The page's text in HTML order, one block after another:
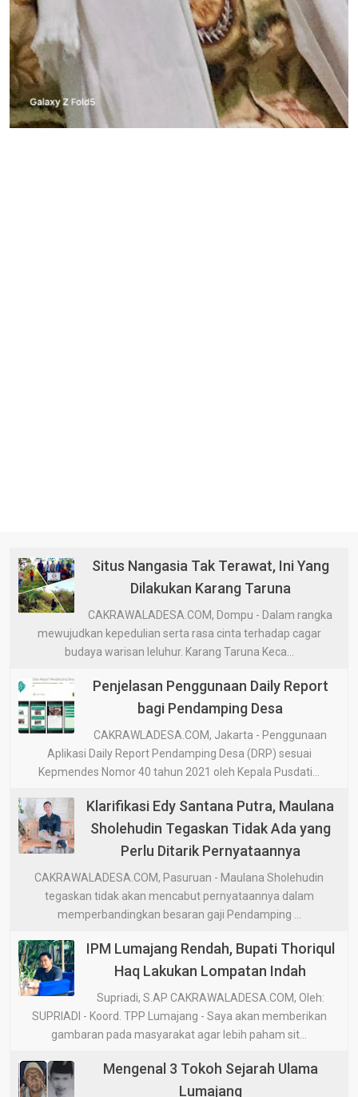
Situs Nangasia Tak Terawat, Ini Yang
Dilakukan Karang Taruna
CAKRAWALADESA.COM, Dompu - Dalam rangka
mewujudkan kepedulian serta rasa cinta terhadap cagar
budaya warisan leluhur. Karang Taruna Keca...
Penjelasan Penggunaan Daily Report
bagi Pendamping Desa
CAKRAWLADESA.COM, Jakarta - Penggunaan
Aplikasi Daily Report Pendamping Desa (DRP) sesuai
Kepmendes Nomor 40 tahun 2021 oleh Kepala Pusdati...
Klarifikasi Edy Santana Putra, Maulana
Sholehudin Tegaskan Tidak Ada yang
Perlu Ditarik Pernyataannya
CAKRAWALADESA.COM, Pasuruan - Maulana Sholehudin
tegaskan tidak akan mencabut pernyataannya dalam
memperbandingkan besaran gaji Pendamping ...
IPM Lumajang Rendah, Bupati Thoriqul
Haq Lakukan Lompatan Indah
Supriadi, S.AP CAKRAWALADESA.COM, Oleh:
SUPRIADI - Koord. TPP Lumajang - Saya akan memberikan
gambaran pada masyarakat agar lebih paham sit...
Mengenal 3 Tokoh Sejarah Ulama
Lumajang